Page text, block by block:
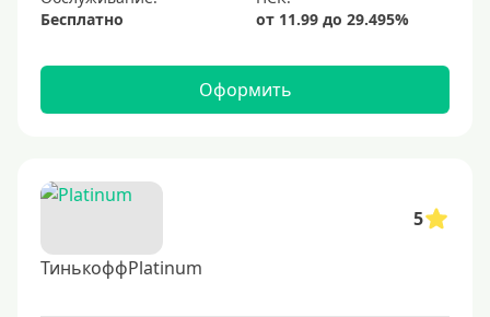
Бесплатно
Оформить
5
ТинькоффPlatinum